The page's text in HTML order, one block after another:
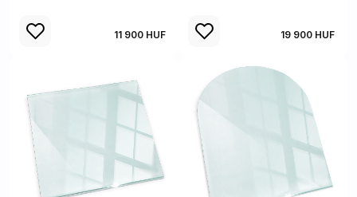
11 900 HUF 19 900 HUF